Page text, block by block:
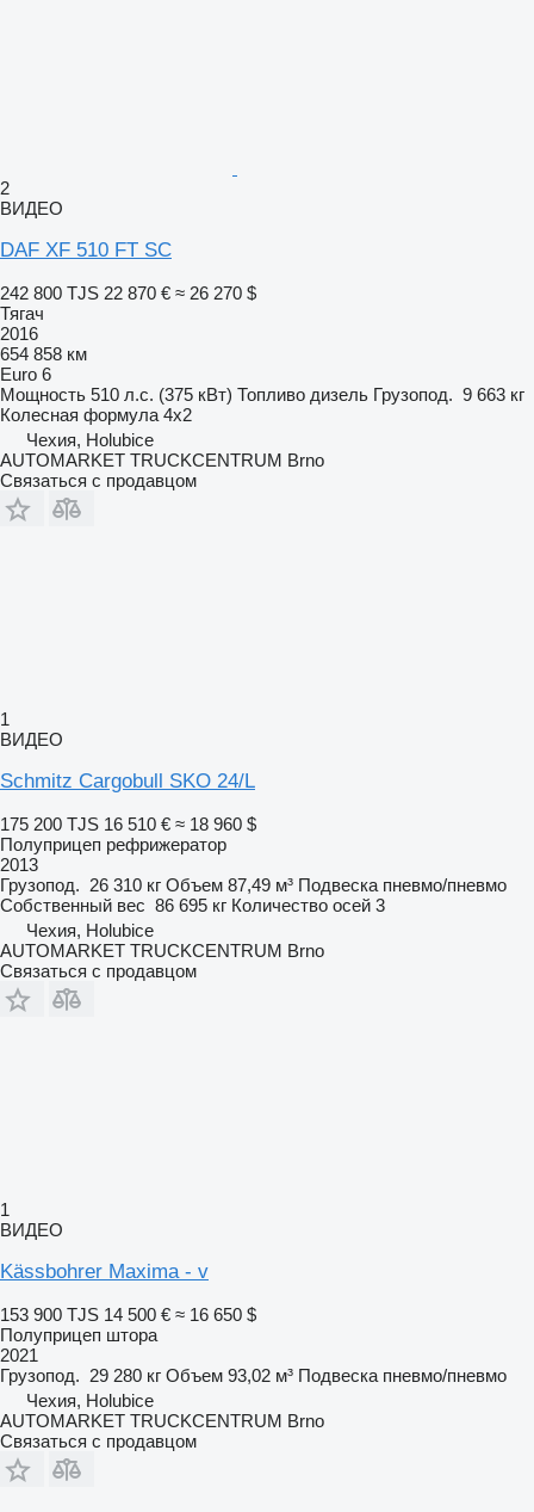
2
ВИДЕО
DAF XF 510 FT SC
242 800 TJS 22 870 € ≈ 26 270 $
Тягач
2016
654 858 км
Euro 6
Мощность 510 л.с. (375 кВт) Топливо дизель Грузопод. 9 663 кг
Колесная формула 4x2
Чехия, Holubice
AUTOMARKET TRUCKCENTRUM Brno
Связаться с продавцом
1
ВИДЕО
Schmitz Cargobull SKO 24/L
175 200 TJS 16 510 € ≈ 18 960 $
Полуприцеп рефрижератор
2013
Грузопод. 26 310 кг Объем 87,49 м³ Подвеска пневмо/пневмо
Собственный вес 86 695 кг Количество осей 3
Чехия, Holubice
AUTOMARKET TRUCKCENTRUM Brno
Связаться с продавцом
1
ВИДЕО
Kässbohrer Maxima - v
153 900 TJS 14 500 € ≈ 16 650 $
Полуприцеп штора
2021
Грузопод. 29 280 кг Объем 93,02 м³ Подвеска пневмо/пневмо
Чехия, Holubice
AUTOMARKET TRUCKCENTRUM Brno
Связаться с продавцом